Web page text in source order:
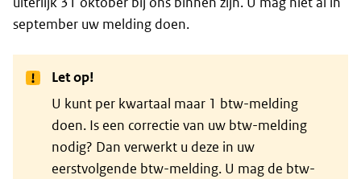
september uw melding doen.
Let op!
U kunt per kwartaal maar 1 btw-melding
doen. Is een correctie van uw btw-melding
nodig? Dan verwerkt u deze in uw
eerstvolgende btw-melding. U mag de btw-